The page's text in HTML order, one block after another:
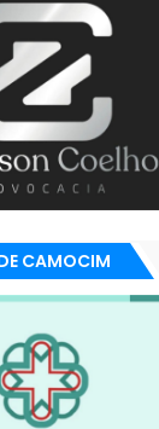
CAMOCIM